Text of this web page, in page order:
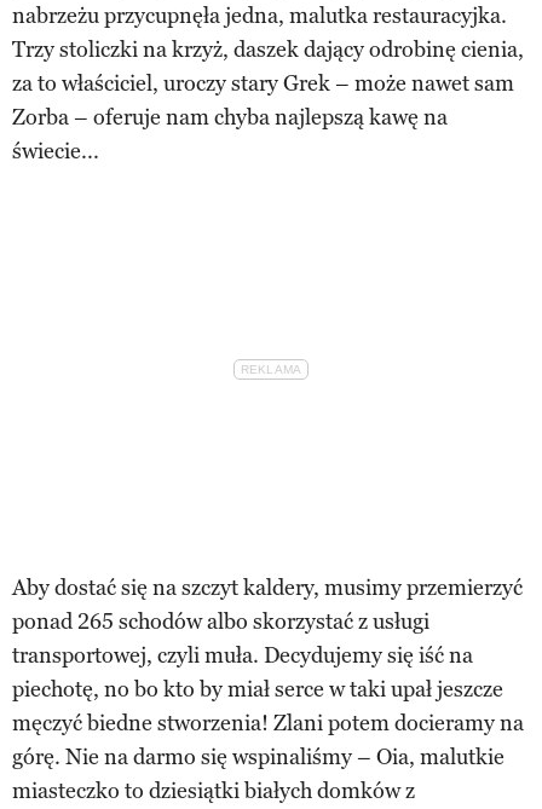
nabrzeżu przycupnęła jedna, malutka restauracyjka.
Trzy stoliczki na krzyż, daszek dający odrobinę cienia,
za to właściciel, uroczy stary Grek – może nawet sam
Zorba – oferuje nam chyba najlepszą kawę na
świecie...
Aby dostać się na szczyt kaldery, musimy przemierzyć
ponad 265 schodów albo skorzystać z usługi
transportowej, czyli muła. Decydujemy się iść na
piechotę, no bo kto by miał serce w taki upał jeszcze
męczyć biedne stworzenia! Zlani potem docieramy na
górę. Nie na darmo się wspinaliśmy – Oia, malutkie
miasteczko to dziesiątki białych domków z